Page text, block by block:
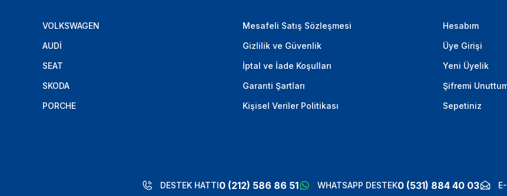
VOLKSWAGEN
AUDİ
SEAT
SKODA
PORCHE
Mesafeli Satış Sözleşmesi
Gizlilik ve Güvenlik
İptal ve İade Koşulları
Garanti Şartları
Kişisel Veriler Politikası
Hesabım
Üye Girişi
Yeni Üyelik
Şifremi
Sepetiniz
DESTEK HATTI0 (212) 586 86 51 WHATSAPP DESTEK0 (531) 884 40 03